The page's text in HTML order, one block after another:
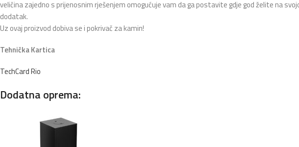
veličina zajedno s prijenosnim rješenjem omogućuje vam da ga postavite gdje god želite na
dodatak.
Uz ovaj proizvod dobiva se i pokrivač za kamin!
Tehnička Kartica
TechCard Rio
Dodatna oprema: